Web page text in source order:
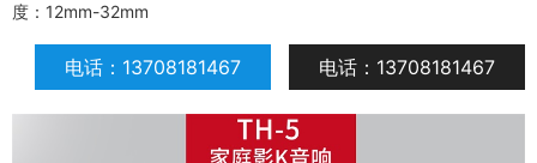
度：12mm-32mm
电话：13708181467
电话：13708181467